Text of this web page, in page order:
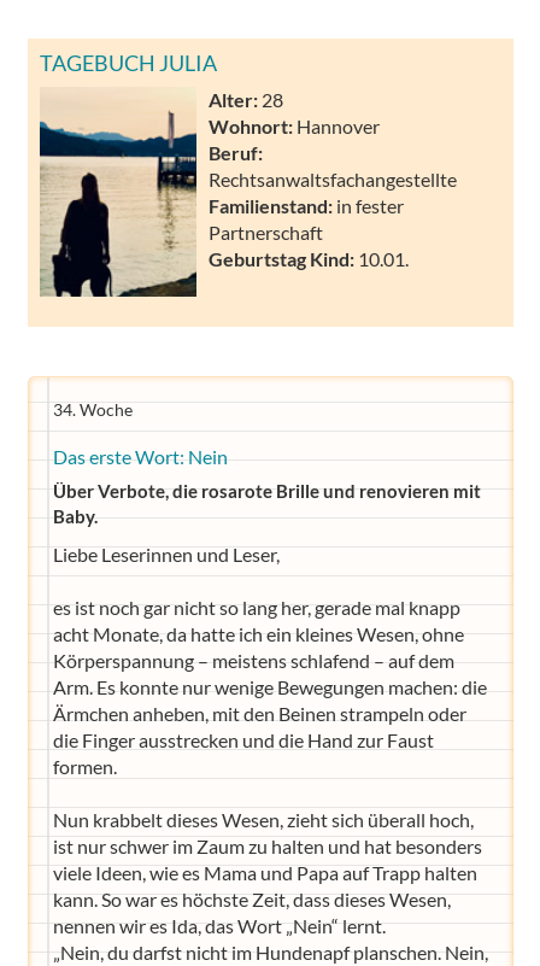
TAGEBUCH JULIA
Alter: 28
Wohnort: Hannover
Beruf:
Rechtsanwaltsfachangestellte
Familienstand: in fester
Partnerschaft
Geburtstag Kind: 10.01.
34. Woche
Das erste Wort: Nein
Über Verbote, die rosarote Brille und renovieren mit
Baby.
Liebe Leserinnen und Leser,
es ist noch gar nicht so lang her, gerade mal knapp
acht Monate, da hatte ich ein kleines Wesen, ohne
Körperspannung – meistens schlafend – auf dem
Arm. Es konnte nur wenige Bewegungen machen: die
Ärmchen anheben, mit den Beinen strampeln oder
die Finger ausstrecken und die Hand zur Faust
formen.
Nun krabbelt dieses Wesen, zieht sich überall hoch,
ist nur schwer im Zaum zu halten und hat besonders
viele Ideen, wie es Mama und Papa auf Trapp halten
kann. So war es höchste Zeit, dass dieses Wesen,
nennen wir es Ida, das Wort „Nein“ lernt.
„Nein, du darfst nicht im Hundenapf planschen. Nein,